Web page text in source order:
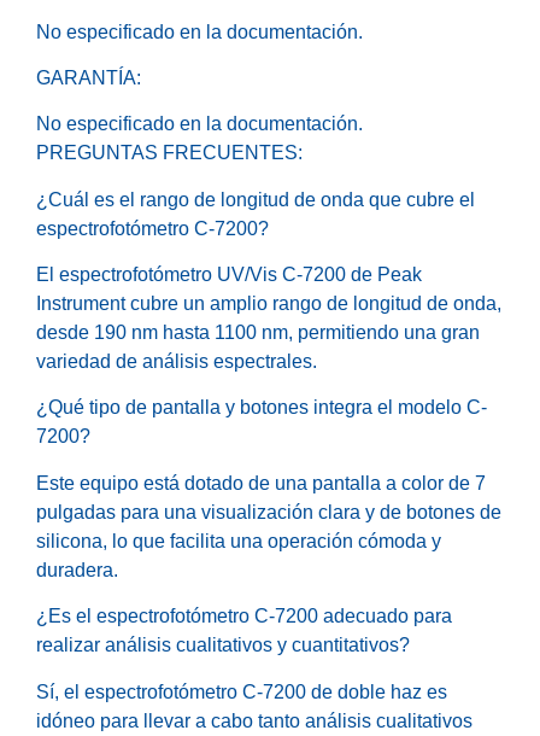
No especificado en la documentación.
GARANTÍA:
No especificado en la documentación.
PREGUNTAS FRECUENTES:
¿Cuál es el rango de longitud de onda que cubre el
espectrofotómetro C-7200?
El espectrofotómetro UV/Vis C-7200 de Peak
Instrument cubre un amplio rango de longitud de onda,
desde 190 nm hasta 1100 nm, permitiendo una gran
variedad de análisis espectrales.
¿Qué tipo de pantalla y botones integra el modelo C-
7200?
Este equipo está dotado de una pantalla a color de 7
pulgadas para una visualización clara y de botones de
silicona, lo que facilita una operación cómoda y
duradera.
¿Es el espectrofotómetro C-7200 adecuado para
realizar análisis cualitativos y cuantitativos?
Sí, el espectrofotómetro C-7200 de doble haz es
idóneo para llevar a cabo tanto análisis cualitativos